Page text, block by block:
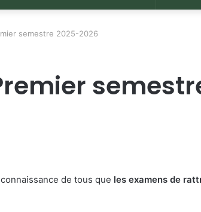
semestre 2025-2026
de tous que les examens de